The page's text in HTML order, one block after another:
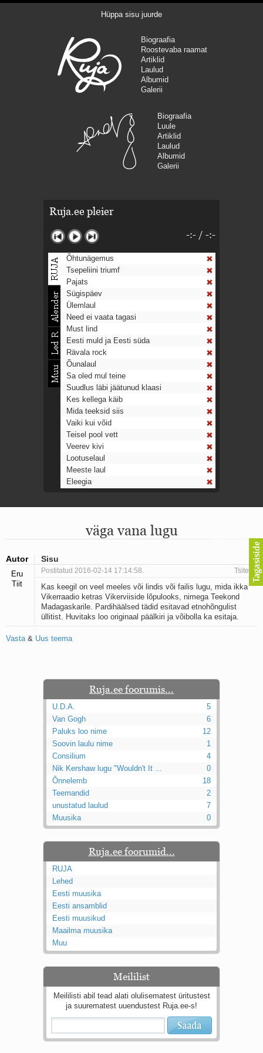
Hüppa sisu juurde
Biograafia
Roostevaba raamat
Artiklid
Laulud
Albumid
Galerii
Biograafia
Luule
Artiklid
Laulud
Albumid
Galerii
Ruja.ee pleier
-:- / -:-
Õhtunägemus
Tsepeliini triumf
Pajats
Sügispäev
Ülemlaul
Need ei vaata tagasi
Must lind
Eesti muld ja Eesti süda
Rävala rock
Õunalaul
Sa oled mul teine
Suudlus läbi jäätunud klaasi
Kes kellega käib
Mida teeksid siis
Vaiki kui võid
Teisel pool vett
Veerev kivi
Lootuselaul
Meeste laul
Eleegia
Ahtumine
Mu isamaa on minu arm
Ma mustas öös näen...
Aeg
Oota mind
Ih-ih-hii ja ah-ah-haa
Päikeselapsed
Laul võimalusest
Üleminek
Laul teost
Põhi, lõuna, ida, lääs
Elupõline kaja
Omaette
Perekondlik
Kassimäng
Läänemere lained
Üle müüri
Ahtumine
Braueri lint
väga vana lugu
Autor Sisu
Eru
Tiit
Postitatud 2016-02-14 17:14:58. Tsiteeri
Kas keegil on veel meeles või lindis või failis lugu, mida ikka
Vikerraadio ketras Vikerviiside lõpulooks, nimega Teekond
Madagaskarile. Pardihäälsed tädid esitavad etnohõngulist
üllitist. Huvitaks loo originaal päälkiri ja võibolla ka esitaja.
Vasta& Uus teema
Ruja.ee foorumis...
U.D.A.
5
Van Gogh
6
Paluks loo nime
12
Soovin laulu nime
1
Consilium
4
Nik Kershaw lugu "Wouldn't It ...
0
Õnnelemb
18
Teemandid
2
unustatud laulud
7
Muusika
0
Ruja.ee foorumid...
RUJA
Lehed
Eesti muusika
Eesti ansamblid
Eesti muusikud
Maailma muusika
Muu
Meililist
Meililisti abil tead alati olulisematest üritustest
ja suurematest uuendustest Ruja.ee-s!